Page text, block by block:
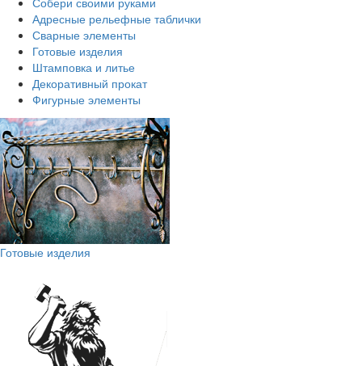
Адресные рельефные таблички
Сварные элементы
Готовые изделия
Штамповка и литье
Декоративный прокат
Фигурные элементы
Готовые изделия